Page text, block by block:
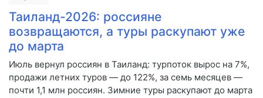
Таиланд-2026: россияне
возвращаются, а туры раскупают уже
до марта
Июль вернул россиян в Таиланд: турпоток вырос на 7%,
продажи летних туров — до 122%, за семь месяцев —
почти 1,1 млн россиян. Зимние туры раскупают до марта